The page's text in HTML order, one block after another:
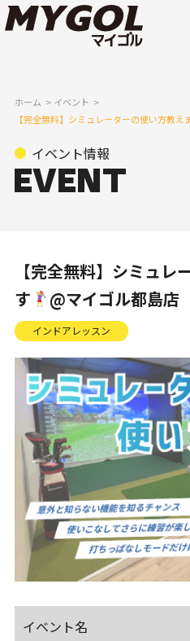
ホーム
イベント
【完全無料】シミュレーターの使い方教え
イベント情報
【完全無料】シミュレ
す
@マイゴル都島店
インドアレッスン
イベント名